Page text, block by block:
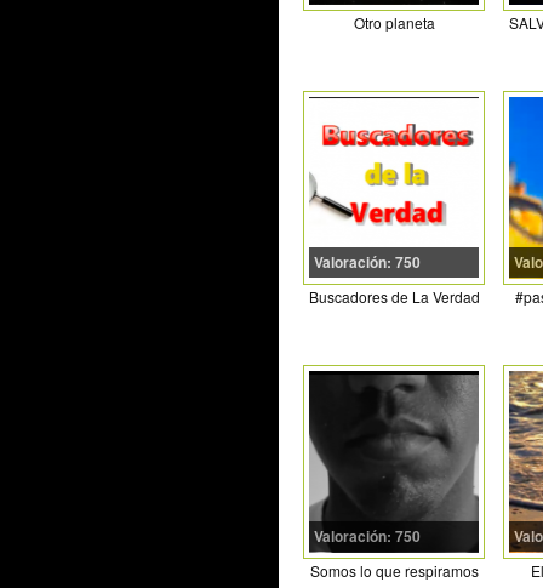
Otro planeta
Valoración: 750
Buscadores de La Verdad
Valoración: 750
Somos lo que respiramos